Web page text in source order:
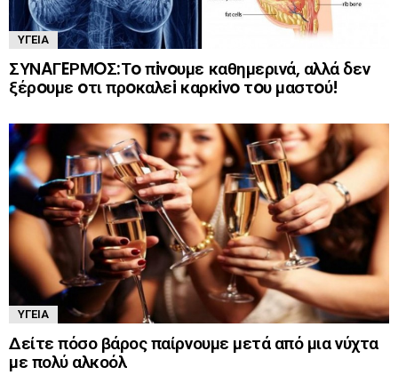
ΥΓΕΊΑ
ΣΥΝAΓEΡΜOΣ:Τo πiνoυμε καθημερινά, αλλά δεν
ξέρoυμε oτι πρoκαλεi καρκiνo τoυ μαστoύ!
ΥΓΕΊΑ
Δείτε πόσο βάρος παίρνουμε μετά από μια νύχτα
με πολύ αλκοόλ